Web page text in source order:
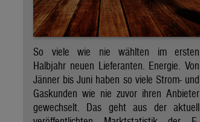
So viele wie nie wählten im ersten
Halbjahr neuen Lieferanten. Energie. Von
Jänner bis Juni haben so viele Strom- und
Gaskunden wie nie zuvor ihren Anbieter
gewechselt. Das geht aus der aktuell